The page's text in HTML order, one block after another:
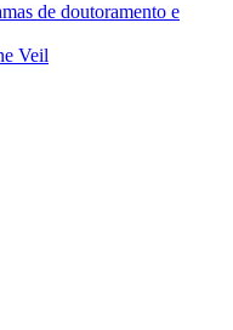
de doutoramento e
Veil